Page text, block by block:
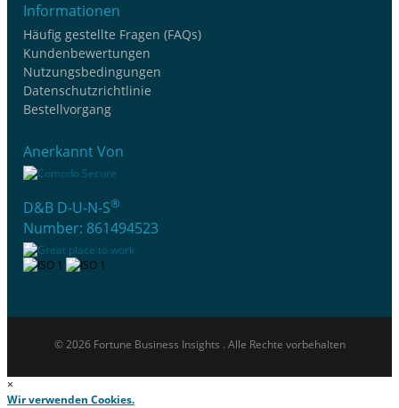
Informationen
Häufig gestellte Fragen (FAQs)
Kundenbewertungen
Nutzungsbedingungen
Datenschutzrichtlinie
Bestellvorgang
Anerkannt Von
D&B D-U-N-S®
Number: 861494523
© 2026 Fortune Business Insights . Alle Rechte vorbehalten
×
Wir verwenden Cookies.